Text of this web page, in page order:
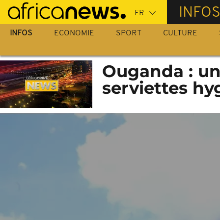
Passer
au
contenu
INFOS
INFOS ECONOMIE SPORT CULTURE
Ouganda :
serviettes